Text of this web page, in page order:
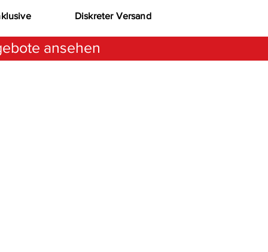
Diskreter Versand
ansehen